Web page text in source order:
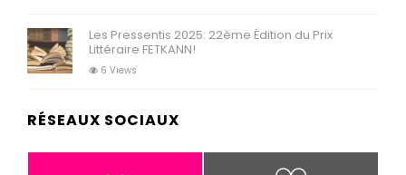
Les Pressentis 2025: 22ème Édition du Prix
Littéraire FETKANN!
6 Views
RÉSEAUX SOCIAUX